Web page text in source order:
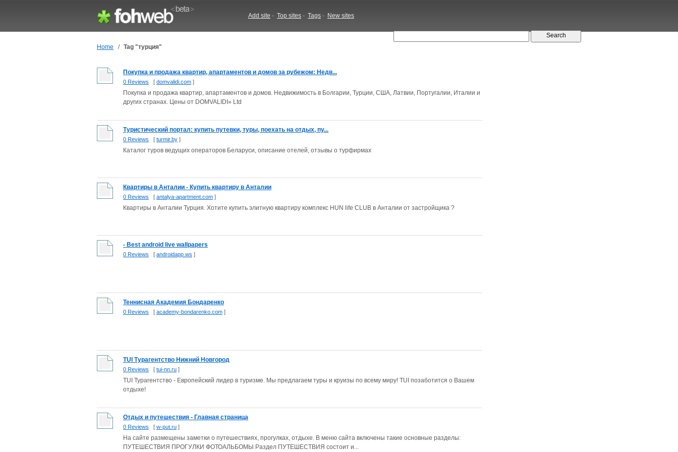
Add site - Top sites - Tags - New sites
Home / Tag "турция"
Покупка и продажа квартир, апартаментов и домов за рубежом: Недв...
0 Reviews [ domvalidi.com ]
Покупка и продажа квартир, апартаментов и домов. Недвижимость в Болгарии, Турции, США, Латвии, Португалии, Италии и
других странах. Цены от DOMVALIDI» Ltd
Туристический портал: купить путевки, туры, поехать на отдых, пу...
0 Reviews [ turmir.by ]
Каталог туров ведущих операторов Беларуси, описание отелей, отзывы о турфирмах
Квартиры в Анталии - Купить квартиру в Анталии
0 Reviews [ antalya-apartment.com ]
Квартиры в Анталии Турция. Хотите купить элитную квартиру комплекс HUN life CLUB в Анталии от застройщика ?
- Best android live wallpapers
0 Reviews [ androidapp.ws ]
Теннисная Академия Бондаренко
0 Reviews [ academy-bondarenko.com ]
TUI Турагентство Нижний Новгород
0 Reviews [ tui-nn.ru ]
TUI Турагентство - Европейский лидер в туризме. Мы предлагаем туры и круизы по всему миру! TUI позаботится о Вашем
отдыхе!
Отдых и путешествия - Главная страница
0 Reviews [ w-put.ru ]
На сайте размещены заметки о путешествиях, прогулках, отдыхе. В меню сайта включены такие основные разделы:
ПУТЕШЕСТВИЯ ПРОГУЛКИ ФОТОАЛЬБОМЫ Раздел ПУТЕШЕСТВИЯ состоит и...